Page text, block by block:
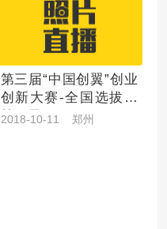
第三届“中国创翼”创业
创新大赛-全国选拔赛
第二天
2018-10-11 郑州